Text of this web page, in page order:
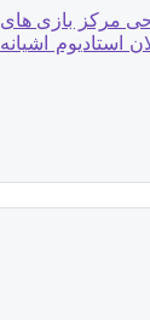
مرکز بازی های
استادیوم اشیانه